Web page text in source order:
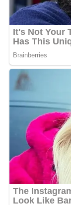
votre moment
d’abord bien.
savoir.
Que cache ce
La dernière
digne d’un
réflexions,
d’orientation
comptait
pour leur
Le cas
étape cruciale
fait, le temps
intentions de